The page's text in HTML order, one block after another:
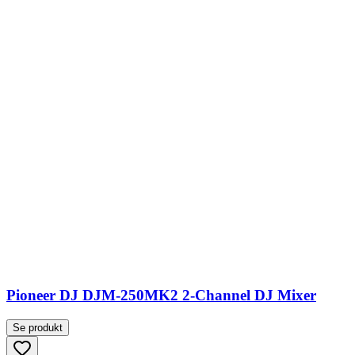
Pioneer DJ DJM-250MK2 2-Channel DJ Mixer
Se produkt